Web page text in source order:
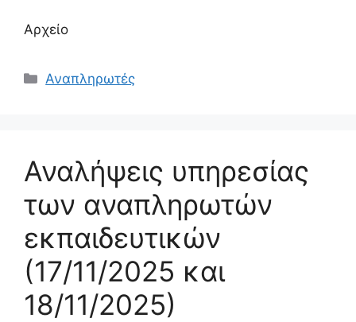
Αρχείο
Κατηγορίες
Αναπληρωτές
Αναλήψεις υπηρεσίας
των αναπληρωτών
εκπαιδευτικών
(17/11/2025 και
18/11/2025)